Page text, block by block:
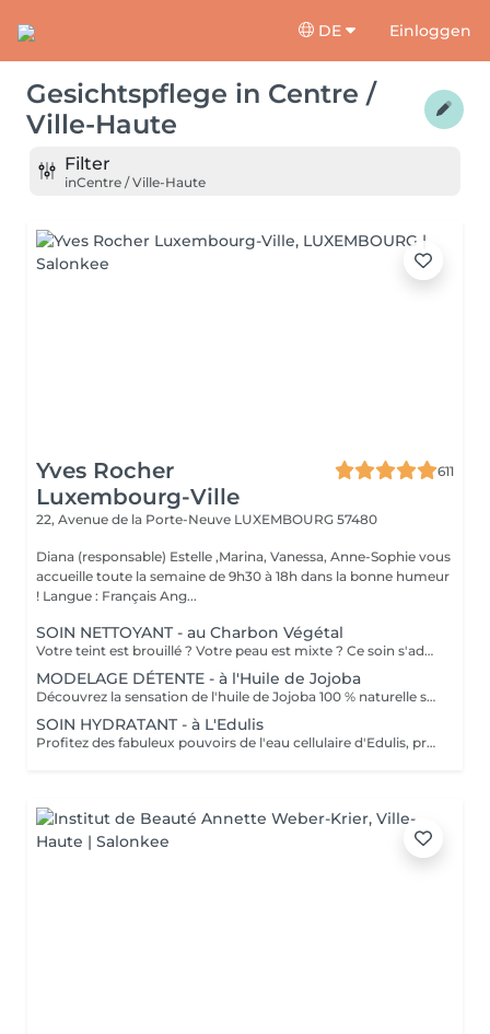
DE Einloggen
Gesichtspflege in Centre /
Ville-Haute
Filter
inCentre / Ville-Haute
Yves Rocher
Luxembourg-Ville
611
22, Avenue de la Porte-Neuve LUXEMBOURG 57480
Diana (responsable) Estelle ,Marina, Vanessa, Anne-Sophie vous
accueille toute la semaine de 9h30 à 18h dans la bonne humeur
! Langue : Français Ang...
SOIN NETTOYANT - au Charbon Végétal
Votre teint est brouillé ? Votre peau est mixte ? Ce soin s'adresse à vous. Votre peau est nettoyée par une exfoliation douce, sous vapeur, complétée par une extraction des comédons. Pour finir, l'application d'un masque purifie la zone médiane (front, nez, menton), et hydrate le reste de votre visage. Bénéfices : Detoxifié et hydraté, votre visage retrouve un teint unifié, frais et lumineux.
MODELAGE DÉTENTE - à l'Huile de Jojoba
Découvrez la sensation de l'huile de Jojoba 100 % naturelle sur votre peau. Nourrie, votre peau retrouve tout son confort. Libéré de ses tensions grâce aux mains habiles de notre esthéticienne, votre visage est détendu. Bénéfices : Nourrie, votre peau retrouve tout son confort.
SOIN HYDRATANT - à L'Edulis
Profitez des fabuleux pouvoirs de l'eau cellulaire d'Edulis, précieuse source d'hydratation continue. Après la brumisation du Sérum concentré en eau cellulaire, le Masque Crème ressourçant se transforme en une texture soyeuse qui fond sur votre peau sous le délicat modelage de notre esthéticienne. Bénéfices : Gorgée d'eau, votre peau retrouve douceur, souplesse et éclat. Retrouvez le confort dune peau hydratée en continu.